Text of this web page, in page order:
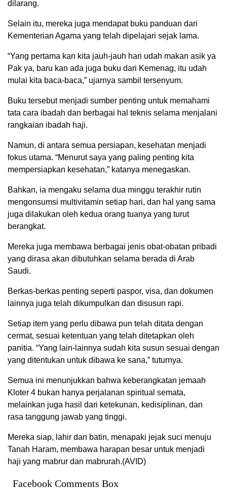
dilarang.
Selain itu, mereka juga mendapat buku panduan dari
Kementerian Agama yang telah dipelajari sejak lama.
“Yang pertama kan kita jauh-jauh hari udah makan asik ya
Pak ya, baru kan ada juga buku dari Kemenag, itu udah
mulai kita baca-baca,” ujarnya sambil tersenyum.
Buku tersebut menjadi sumber penting untuk memahami
tata cara ibadah dan berbagai hal teknis selama menjalani
rangkaian ibadah haji.
Namun, di antara semua persiapan, kesehatan menjadi
fokus utama. “Menurut saya yang paling penting kita
mempersiapkan kesehatan,” katanya menegaskan.
Bahkan, ia mengaku selama dua minggu terakhir rutin
mengonsumsi multivitamin setiap hari, dan hal yang sama
juga dilakukan oleh kedua orang tuanya yang turut
berangkat.
Mereka juga membawa berbagai jenis obat-obatan pribadi
yang dirasa akan dibutuhkan selama berada di Arab
Saudi.
Berkas-berkas penting seperti paspor, visa, dan dokumen
lainnya juga telah dikumpulkan dan disusun rapi.
Setiap item yang perlu dibawa pun telah ditata dengan
cermat, sesuai ketentuan yang telah ditetapkan oleh
panitia. “Yang lain-lainnya sudah kita susun sesuai dengan
yang ditentukan untuk dibawa ke sana,” tuturnya.
Semua ini menunjukkan bahwa keberangkatan jemaah
Kloter 4 bukan hanya perjalanan spiritual semata,
melainkan juga hasil dari ketekunan, kedisiplinan, dan
rasa tanggung jawab yang tinggi.
Mereka siap, lahir dan batin, menapaki jejak suci menuju
Tanah Haram, membawa harapan besar untuk menjadi
haji yang mabrur dan mabrurah.(AVID)
Facebook Comments Box